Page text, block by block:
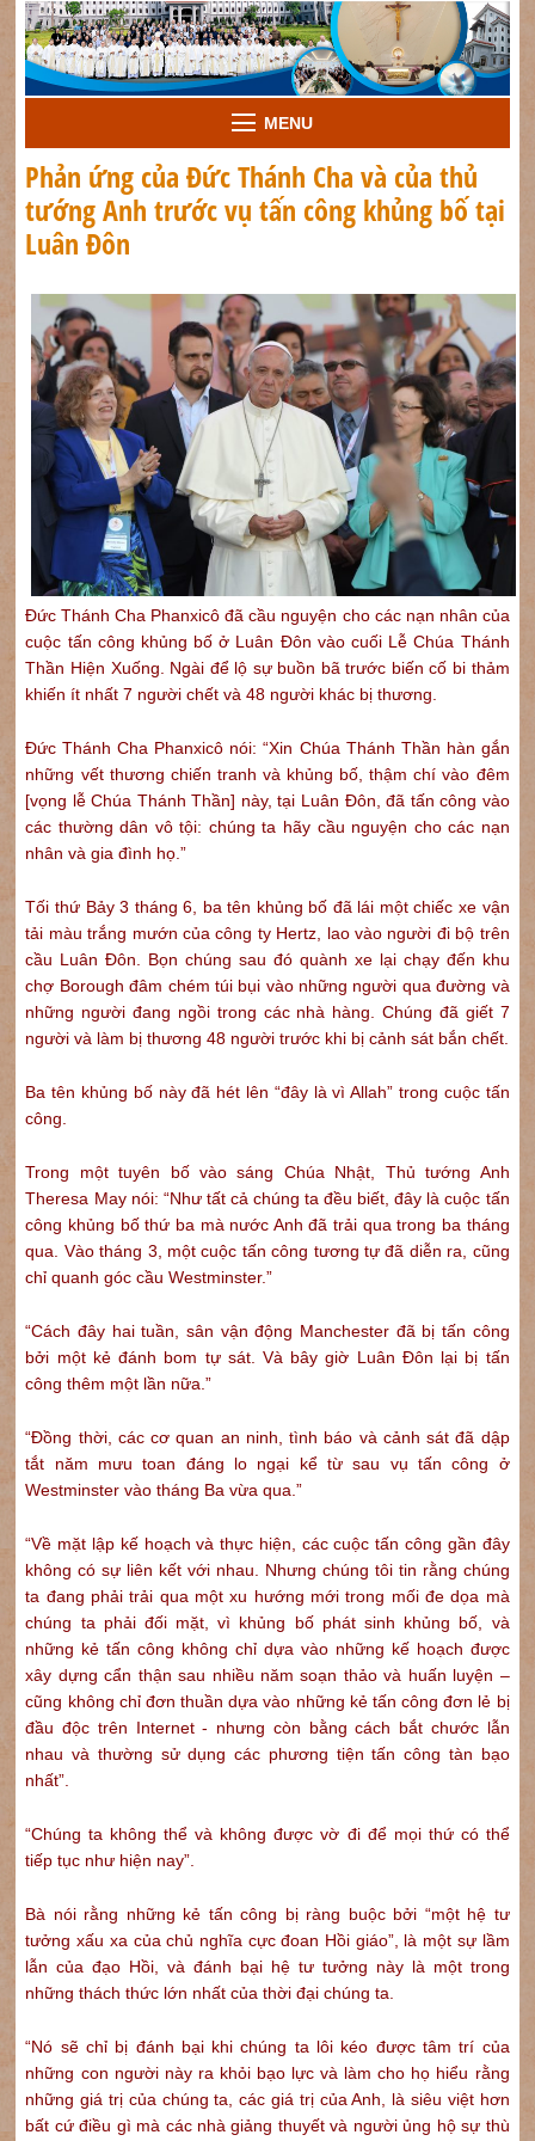
MENU
Phản ứng của Đức Thánh Cha và của thủ
tướng Anh trước vụ tấn công khủng bố tại
Luân Đôn
Đức Thánh Cha Phanxicô đã cầu nguyện cho các nạn nhân của
cuộc tấn công khủng bố ở Luân Đôn vào cuối Lễ Chúa Thánh
Thần Hiện Xuống. Ngài để lộ sự buồn bã trước biến cố bi thảm
khiến ít nhất 7 người chết và 48 người khác bị thương.
Đức Thánh Cha Phanxicô nói: “Xin Chúa Thánh Thần hàn gắn
những vết thương chiến tranh và khủng bố, thậm chí vào đêm
[vọng lễ Chúa Thánh Thần] này, tại Luân Đôn, đã tấn công vào
các thường dân vô tội: chúng ta hãy cầu nguyện cho các nạn
nhân và gia đình họ.”
Tối thứ Bảy 3 tháng 6, ba tên khủng bố đã lái một chiếc xe vận
tải màu trắng mướn của công ty Hertz, lao vào người đi bộ trên
cầu Luân Đôn. Bọn chúng sau đó quành xe lại chạy đến khu
chợ Borough đâm chém túi bụi vào những người qua đường và
những người đang ngồi trong các nhà hàng. Chúng đã giết 7
người và làm bị thương 48 người trước khi bị cảnh sát bắn chết.
Ba tên khủng bố này đã hét lên “đây là vì Allah” trong cuộc tấn
công.
Trong một tuyên bố vào sáng Chúa Nhật, Thủ tướng Anh
Theresa May nói: “Như tất cả chúng ta đều biết, đây là cuộc tấn
công khủng bố thứ ba mà nước Anh đã trải qua trong ba tháng
qua. Vào tháng 3, một cuộc tấn công tương tự đã diễn ra, cũng
chỉ quanh góc cầu Westminster.”
“Cách đây hai tuần, sân vận động Manchester đã bị tấn công
bởi một kẻ đánh bom tự sát. Và bây giờ Luân Đôn lại bị tấn
công thêm một lần nữa.”
“Đồng thời, các cơ quan an ninh, tình báo và cảnh sát đã dập
tắt năm mưu toan đáng lo ngại kể từ sau vụ tấn công ở
Westminster vào tháng Ba vừa qua.”
“Về mặt lập kế hoạch và thực hiện, các cuộc tấn công gần đây
không có sự liên kết với nhau. Nhưng chúng tôi tin rằng chúng
ta đang phải trải qua một xu hướng mới trong mối đe dọa mà
chúng ta phải đối mặt, vì khủng bố phát sinh khủng bố, và
những kẻ tấn công không chỉ dựa vào những kế hoạch được
xây dựng cẩn thận sau nhiều năm soạn thảo và huấn luyện –
cũng không chỉ đơn thuần dựa vào những kẻ tấn công đơn lẻ bị
đầu độc trên Internet - nhưng còn bằng cách bắt chước lẫn
nhau và thường sử dụng các phương tiện tấn công tàn bạo
nhất”.
“Chúng ta không thể và không được vờ đi để mọi thứ có thể
tiếp tục như hiện nay”.
Bà nói rằng những kẻ tấn công bị ràng buộc bởi “một hệ tư
tưởng xấu xa của chủ nghĩa cực đoan Hồi giáo”, là một sự lầm
lẫn của đạo Hồi, và đánh bại hệ tư tưởng này là một trong
những thách thức lớn nhất của thời đại chúng ta.
“Nó sẽ chỉ bị đánh bại khi chúng ta lôi kéo được tâm trí của
những con người này ra khỏi bạo lực và làm cho họ hiểu rằng
những giá trị của chúng ta, các giá trị của Anh, là siêu việt hơn
bất cứ điều gì mà các nhà giảng thuyết và người ủng hộ sự thù